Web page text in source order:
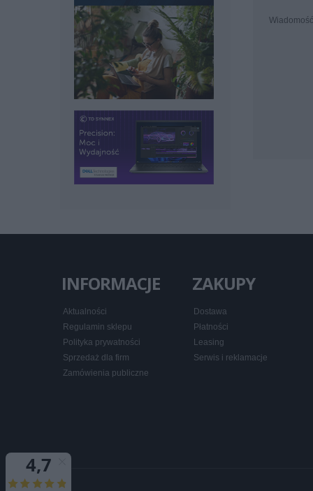
Wiadomość
INFORMACJE
Aktualności
Regulamin sklepu
Polityka prywatności
Sprzedaż dla firm
Zamówienia publiczne
ZAKUPY
Dostawa
Płatności
Leasing
Serwis i reklamacje